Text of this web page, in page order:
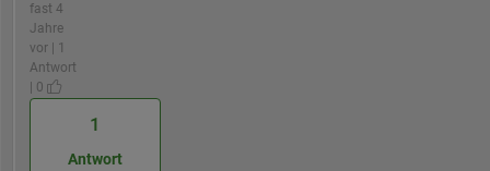
fast 4
Jahre
vor | 1
Antwort
| 0
1
Antwort